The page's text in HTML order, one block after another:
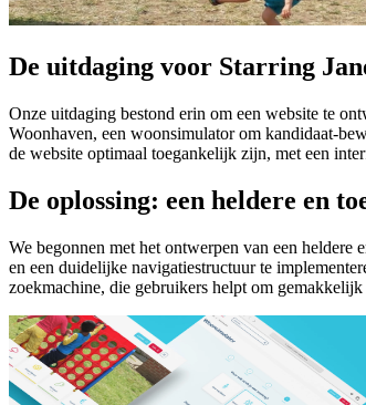
De uitdaging voor Starring
Onze uitdaging bestond erin om een website te
Woonhaven, een woonsimulator om kandidaat-
de website optimaal toegankelijk zijn, met een
De oplossing: een heldere en
We begonnen met het ontwerpen van een heldere
en een duidelijke navigatiestructuur te
zoekmachine, die gebruikers helpt om